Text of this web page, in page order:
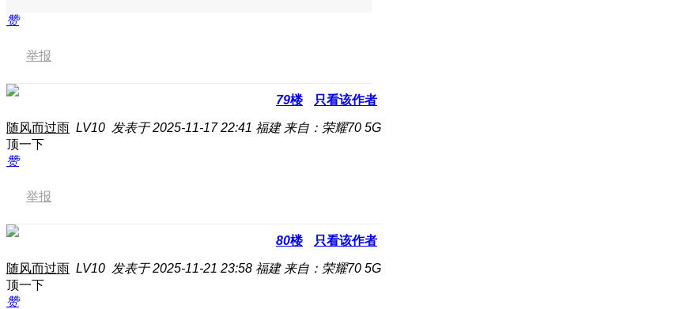
赞
举报
79楼 只看该作者
随风而过雨 LV10 发表于 2025-11-17 22:41 福建 来自：荣耀70 5G
顶一下
赞
举报
80楼 只看该作者
随风而过雨 LV10 发表于 2025-11-21 23:58 福建 来自：荣耀70 5G
顶一下
赞